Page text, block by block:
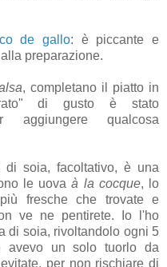
de gallo: è piccante e
preparazione.
, completano il piatto in
di gusto è stato
aggiungere qualcosa
soia, facoltativo, è una
le uovaà la cocque, lo
fresche che trovate e
ve ne pentirete. Io l'ho
di soia, rivoltandolo ogni 5
avevo un solo tuorlo da
per non rischiare di